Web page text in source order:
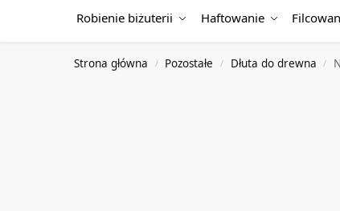
Robienie biżuterii Haftowanie
Strona główna / Pozostałe / Dłuta do drewna /